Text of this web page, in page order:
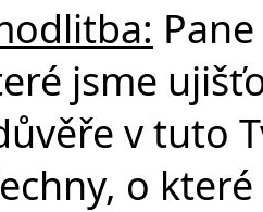
jsme
v tuto
o